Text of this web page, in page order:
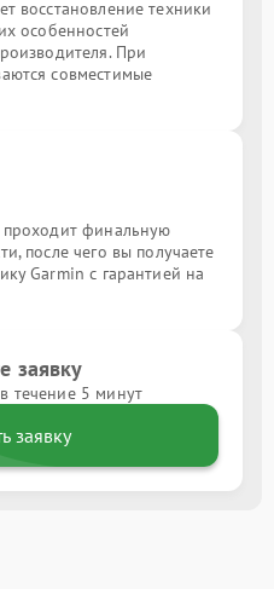
восстановление техники
особенностей
При
совместимые
проходит финальную
после чего вы получаете
Garmin с гарантией на
заявку
течение 5 минут
заявку